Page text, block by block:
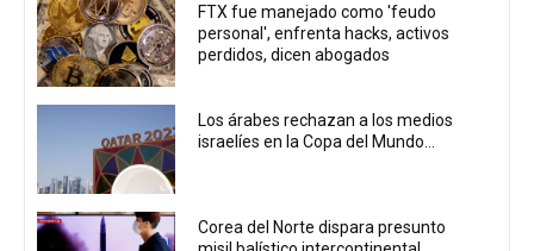
FTX fue manejado como 'feudo
personal', enfrenta hacks, activos
perdidos, dicen abogados
Los árabes rechazan a los medios
israelíes en la Copa del Mundo...
Corea del Norte dispara presunto